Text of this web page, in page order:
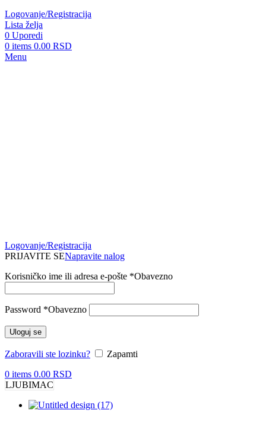
Logovanje/Registracija
Lista želja
0 Uporedi
0 items 0.00 RSD
Menu
Logovanje/Registracija
PRIJAVITE SENapravite nalog
Korisničko ime ili adresa e-pošte *Obavezno
Password *Obavezno
Uloguj se
Zaboravili ste lozinku?
Zapamti
0 items 0.00 RSD
LJUBIMAC